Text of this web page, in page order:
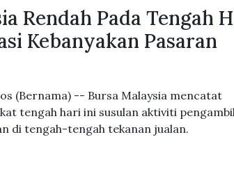
Rendah Pada Tengah
Kebanyakan Pasaran
(Bernama) -- Bursa Malaysia mencatat
tengah hari ini susulan aktiviti
di tengah-tengah tekanan jualan.